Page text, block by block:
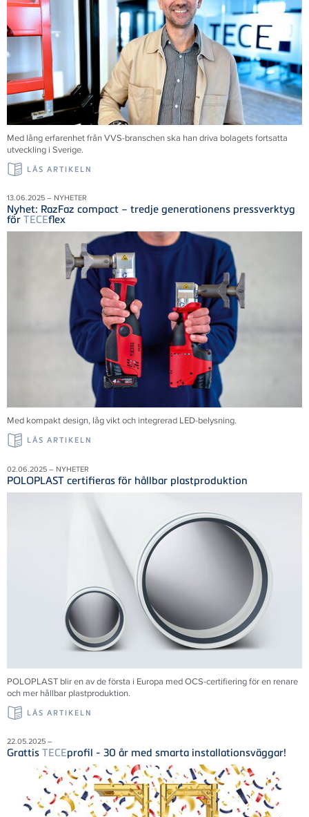
Med lång erfarenhet från VVS-branschen ska han driva bolagets fortsatta
utveckling i Sverige.
LÄS ARTIKELN
13.06.2025 – NYHETER
Nyhet: RazFaz compact – tredje generationens pressverktyg
för TECEflex
Med kompakt design, låg vikt och integrerad LED-belysning.
LÄS ARTIKELN
02.06.2025 – NYHETER
POLOPLAST certifieras för hållbar plastproduktion
POLOPLAST blir en av de första i Europa med OCS-certifiering för en renare
och mer hållbar plastproduktion.
LÄS ARTIKELN
22.05.2025 –
Grattis TECEprofil - 30 år med smarta installationsväggar!